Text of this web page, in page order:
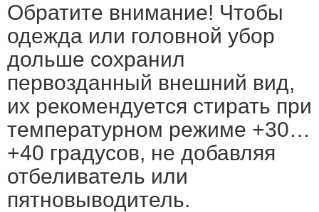
Обратите внимание! Чтобы
одежда или головной убор
дольше сохранил
первозданный внешний вид,
их рекомендуется стирать при
температурном режиме +30…
+40 градусов, не добавляя
отбеливатель или
пятновыводитель.